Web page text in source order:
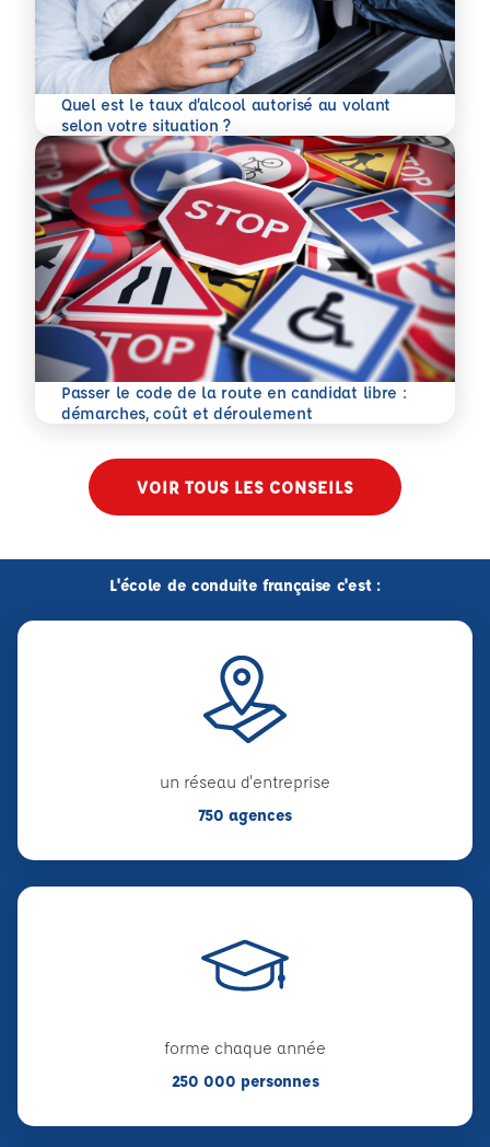
Quel est le taux d’alcool autorisé au volant
selon votre situation ?
En savoir plus
Passer le code de la route en candidat libre :
démarches, coût et déroulement
En savoir plus
VOIR TOUS LES CONSEILS
L'école de conduite française c'est :
un réseau d'entreprise
750 agences
forme chaque année
250 000 personnes